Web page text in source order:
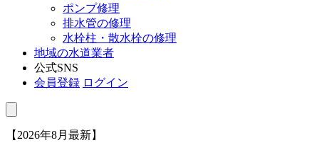
ポンプ修理
排水管の修理
水栓柱・散水栓の修理
地域の水道業者
公式SNS
会員登録 ログイン
【2026年8月最新】